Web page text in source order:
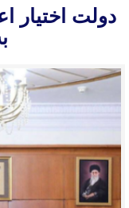
دولت اختیار